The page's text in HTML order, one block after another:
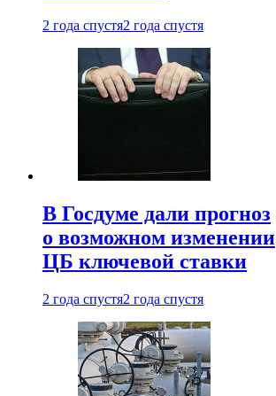
2 года спустя2 года спустя
В Госдуме дали прогноз
о возможном изменении
ЦБ ключевой ставки
2 года спустя2 года спустя